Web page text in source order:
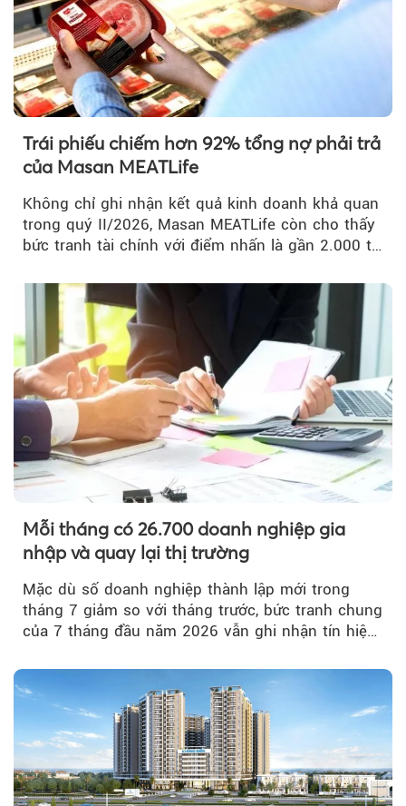
Trái phiếu chiếm hơn 92% tổng nợ phải trả
của Masan MEATLife
Không chỉ ghi nhận kết quả kinh doanh khả quan
trong quý II/2026, Masan MEATLife còn cho thấy
bức tranh tài chính với điểm nhấn là gần 2.000 tỷ
Mỗi tháng có 26.700 doanh nghiệp gia
nhập và quay lại thị trường
Mặc dù số doanh nghiệp thành lập mới trong
tháng 7 giảm so với tháng trước, bức tranh chung
của 7 tháng đầu năm 2026 vẫn ghi nhận tín hiệu